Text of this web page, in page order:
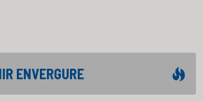
ENVERGURE